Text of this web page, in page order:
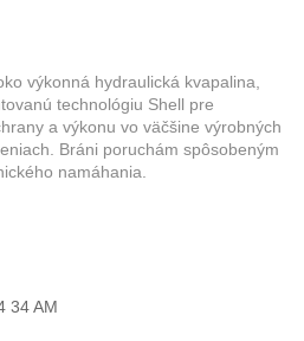
výkonná hydraulická kvapalina,
technológiu Shell pre
a výkonu vo väčšine výrobných
Bráni poruchám spôsobeným
namáhania.
34 AM